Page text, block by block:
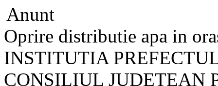
Oprire distributie apa in
INSTITUTIA
CONSILIUL JUDETEAN